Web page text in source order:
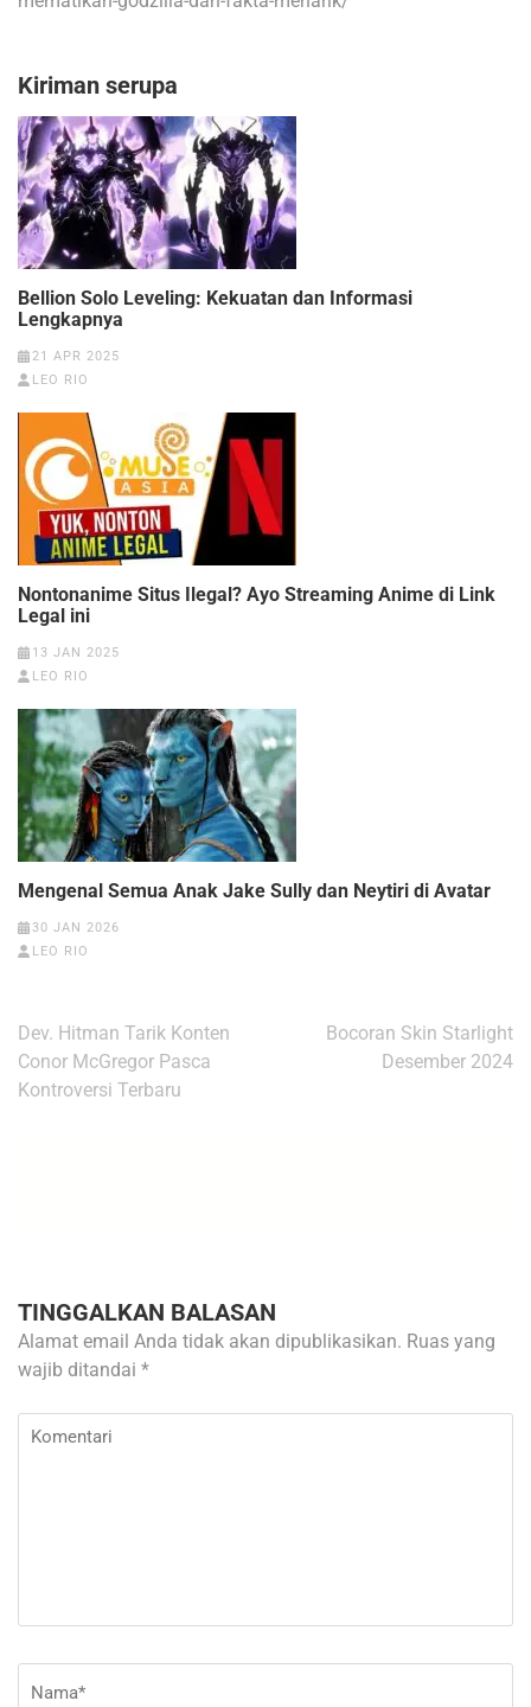
Kiriman serupa
Bellion Solo Leveling: Kekuatan dan Informasi
Lengkapnya
21 APR 2025
LEO RIO
Nontonanime Situs Ilegal? Ayo Streaming Anime di Link
Legal ini
13 JAN 2025
LEO RIO
Mengenal Semua Anak Jake Sully dan Neytiri di Avatar
30 JAN 2026
LEO RIO
Navigasi
pos
Dev. Hitman Tarik Konten
Conor McGregor Pasca
Kontroversi Terbaru
Bocoran Skin Starlight
Desember 2024
TINGGALKAN BALASAN
Alamat email Anda tidak akan dipublikasikan. Ruas yang
wajib ditandai *
Komentari